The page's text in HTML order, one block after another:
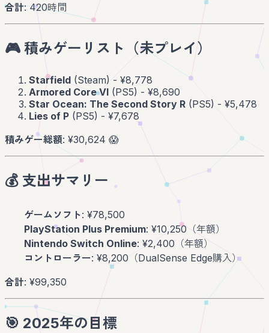
合計: 420時間
🎮 積みゲーリスト（未プレイ）
Starfield (Steam) - ¥8,778
Armored Core VI (PS5) - ¥8,690
Star Ocean: The Second Story R (PS5) - ¥5,478
Lies of P (PS5) - ¥7,678
積みゲー総額: ¥30,624 😱
💰 支出サマリー
ゲームソフト: ¥78,500
PlayStation Plus Premium: ¥10,250（年額）
Nintendo Switch Online: ¥2,400（年額）
コントローラー: ¥8,200（DualSense Edge購入）
合計: ¥99,350
🎯 2025年の目標